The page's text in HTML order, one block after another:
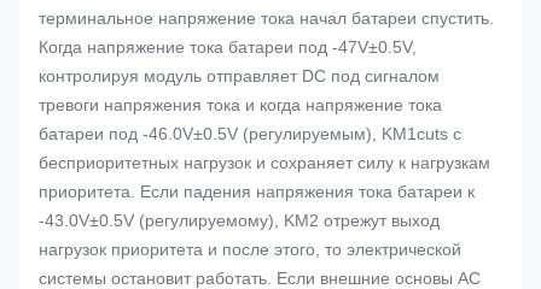
терминальное напряжение тока начал батареи спустить.
Когда напряжение тока батареи под -47V±0.5V,
контролируя модуль отправляет DC под сигналом
тревоги напряжения тока и когда напряжение тока
батареи под -46.0V±0.5V (регулируемым), KM1cuts с
бесприоритетных нагрузок и сохраняет силу к нагрузкам
приоритета. Если падения напряжения тока батареи к
-43.0V±0.5V (регулируемому), KM2 отрежут выход
нагрузок приоритета и после этого, то электрической
системы остановит работать. Если внешние основы AC